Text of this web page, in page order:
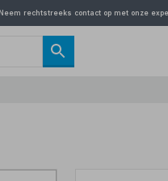
rechtstreeks contact op met onze